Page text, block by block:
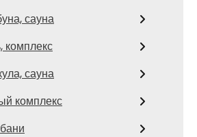
сауна
сауна
комплекс